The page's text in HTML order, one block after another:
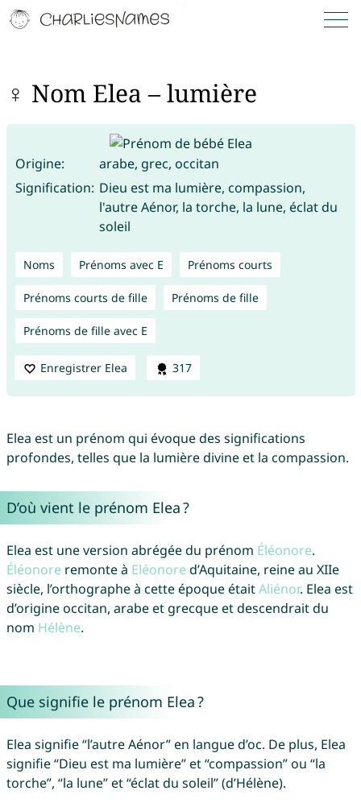
♀ Nom Elea – lumière
Origine:
arabe, grec, occitan
Signification: Dieu est ma lumière, compassion,
l'autre Aénor, la torche, la lune, éclat du
soleil
Noms Prénoms avec E Prénoms courts
Prénoms courts de fille Prénoms de fille
Prénoms de fille avec E
Enregistrer Elea 317
Elea est un prénom qui évoque des significations
profondes, telles que la lumière divine et la compassion.
D’où vient le prénom Elea ?
Elea est une version abrégée du prénom Éléonore.
Éléonore remonte à Eléonore d’Aquitaine, reine au XIIe
siècle, l’orthographe à cette époque étaitAliénor. Elea est
d’origine occitan, arabe et grecque et descendrait du
nom Hélène.
Que signifie le prénom Elea ?
Elea signifie “l’autre Aénor” en langue d’oc. De plus, Elea
signifie “Dieu est ma lumière” et “compassion” ou “la
torche”, “la lune” et “éclat du soleil” (d’Hélène).